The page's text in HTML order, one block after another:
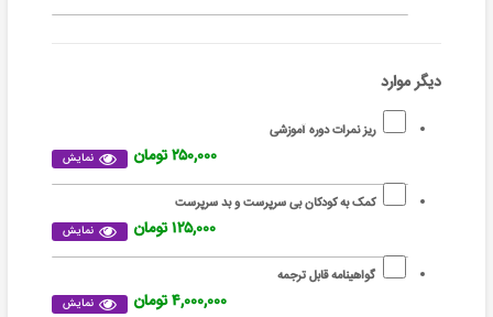
دیگر موارد
ریز نمرات دوره آموزشی
نمایش ۲۵۰,۰۰۰ تومان
کمک به کودکان بی سرپرست و بد سرپرست
نمایش ۱۲۵,۰۰۰ تومان
گواهینامه قابل ترجمه
نمایش ۴,۰۰۰,۰۰۰ تومان